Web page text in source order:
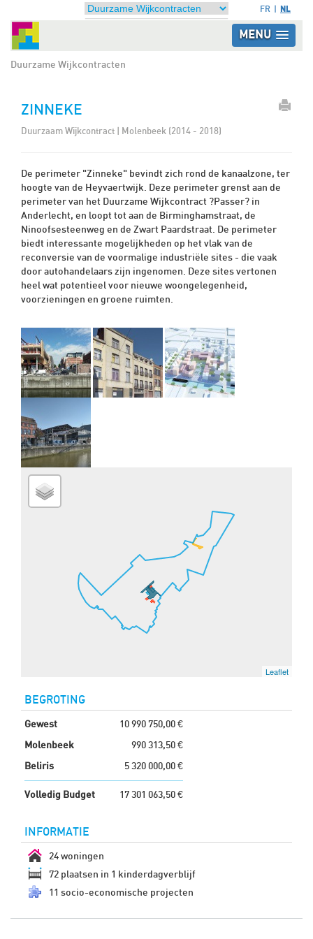
FR NL
MENU
Duurzame Wijkcontracten
ZINNEKE
Duurzaam Wijkcontract | Molenbeek (2014 - 2018)
De perimeter "Zinneke" bevindt zich rond de kanaalzone, ter
hoogte van de Heyvaertwijk. Deze perimeter grenst aan de
perimeter van het Duurzame Wijkcontract ?Passer? in
Anderlecht, en loopt tot aan de Birminghamstraat, de
Ninoofsesteenweg en de Zwart Paardstraat. De perimeter
biedt interessante mogelijkheden op het vlak van de
reconversie van de voormalige industriële sites - die vaak
door autohandelaars zijn ingenomen. Deze sites vertonen
heel wat potentieel voor nieuwe woongelegenheid,
voorzieningen en groene ruimten.
Leaflet
BEGROTING
Gewest 10 990 750,00 €
Molenbeek 990 313,50 €
Beliris 5 320 000,00 €
Volledig Budget 17 301 063,50 €
INFORMATIE
24 woningen
72 plaatsen in 1 kinderdagverblijf
11 socio-economische projecten